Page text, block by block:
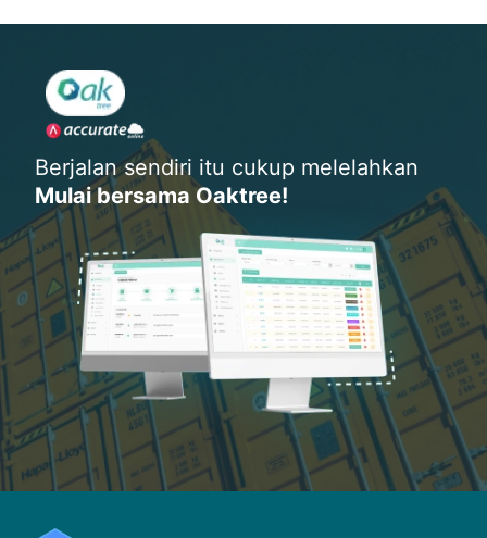
Berjalan sendiri itu cukup melelahkan
Mulai bersama Oaktree!